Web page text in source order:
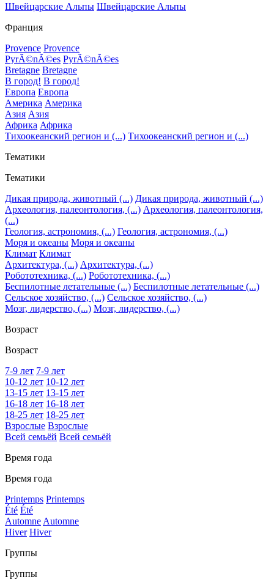
Швейцарские Альпы Швейцарские Альпы
Франция
Provence Provence
PyrÃ©nÃ©es PyrÃ©nÃ©es
Bretagne Bretagne
В город! В город!
Европа Европа
Америка Америка
Азия Азия
Африка Африка
Тихоокеанский регион и (...) Тихоокеанский регион и (...)
Тематики
Тематики
Дикая природа, животный (...) Дикая природа, животный (...)
Археология, палеонтология, (...) Археология, палеонтология,
(...)
Геология, астрономия, (...) Геология, астрономия, (...)
Моря и океаны Моря и океаны
Климат Климат
Архитектура, (...) Архитектура, (...)
Робототехника, (...) Робототехника, (...)
Беспилотные летательные (...) Беспилотные летательные (...)
Сельское хозяйство, (...) Сельское хозяйство, (...)
Мозг, лидерство, (...) Мозг, лидерство, (...)
Возраст
Возраст
7-9 лет 7-9 лет
10-12 лет 10-12 лет
13-15 лет 13-15 лет
16-18 лет 16-18 лет
18-25 лет 18-25 лет
Взрослые Взрослые
Всей семьёй Всей семьёй
Время года
Время года
Printemps Printemps
Été Été
Automne Automne
Hiver Hiver
Группы
Группы